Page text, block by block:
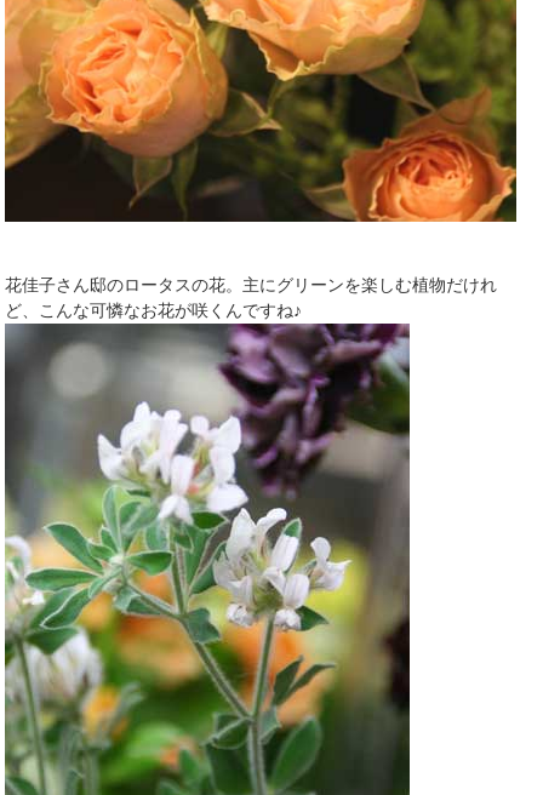
花佳子さん邸のロータスの花。主にグリーンを楽しむ植物だけれ
ど、こんな可憐なお花が咲くんですね♪